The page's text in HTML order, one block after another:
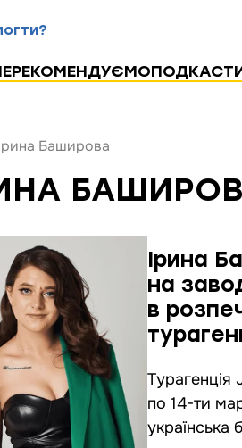
РЕКОМЕНДУЄМО
Баширова
Ірина
на
в
Турагенція
по 14-ти
українська